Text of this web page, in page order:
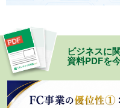
ビジネスに
資料PDFを